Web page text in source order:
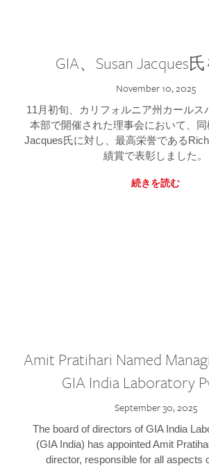
GIA、Susan Jacques
November 10, 2025
11月初旬、カリフォルニア州カールス
本部で開催された理事会において、
Jacques氏に対し、最高栄誉である
績賞で表彰しました。
続きを読む
Amit Pratihari Named
GIA India Laboratory
September 30, 2025
The board of directors of GIA India
(GIA India) has appointed Amit
director, responsible for all aspects